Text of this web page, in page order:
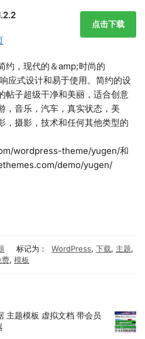
点击下载
约，现代的＆amp;时尚的
应式设计和易于使用。简约的设
帖子超级干净和美丽，适合创意
，音乐，汽车，真实状态，美
，摄影，技术和任何其他类型的
wordpress-theme/yugen/和
demo/yugen/
标记为： WordPress, 下载, 主题,
费, 模板
主题模板 虚拟文档 带会员